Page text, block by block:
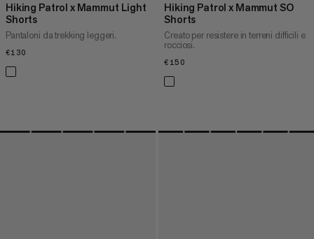
Hiking Patrol x Mammut Light
Shorts
Pantaloni da trekking leggeri.
€130
Hiking Patrol x Mammut SO
Shorts
Creato per resistere in terreni difficili e
rocciosi.
€150